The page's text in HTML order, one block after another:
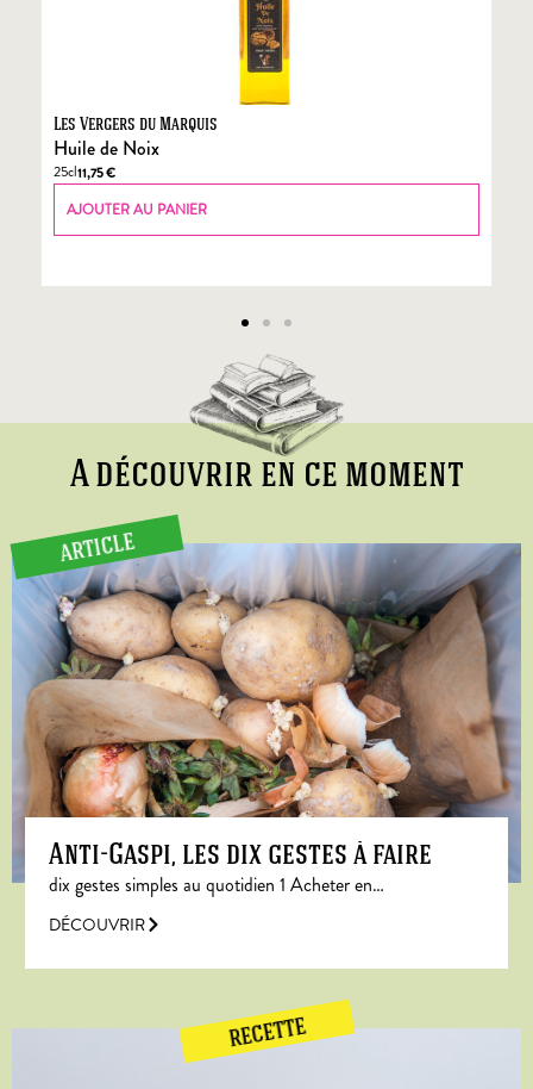
Les Vergers du Marquis
Huile de Noix
25cl11,75€
AJOUTER AU PANIER
A découvrir en ce moment
ARTICLE
Anti-Gaspi, les dix gestes à faire
dix gestes simples au quotidien 1 Acheter en…
DÉCOUVRIR
RECETTE